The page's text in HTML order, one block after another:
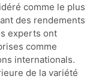
comme le plus
des rendements
experts ont
comme
internationals.
de la variété